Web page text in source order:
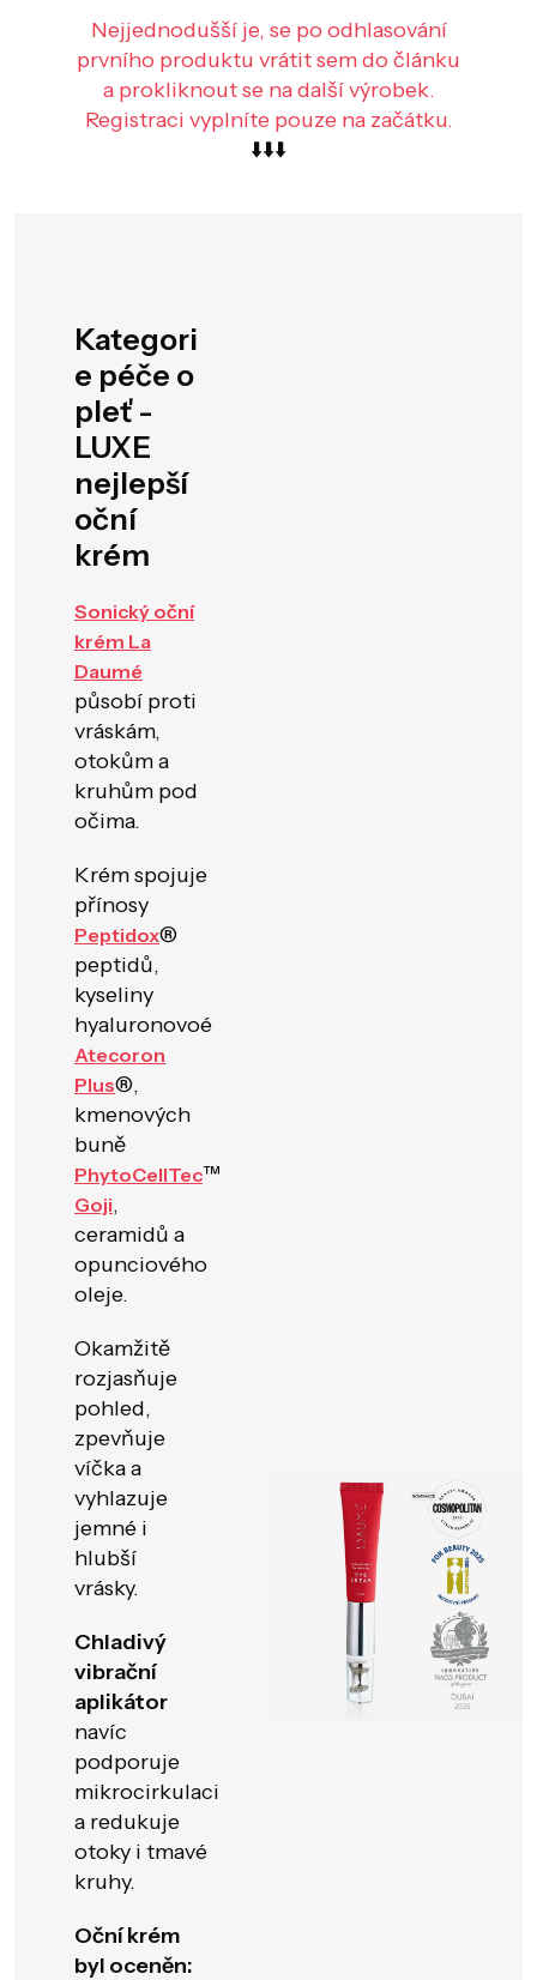
Nejjednodušší je, se po odhlasování
prvního produktu vrátit sem do článku
a prokliknout se na další výrobek.
Registraci vyplníte pouze na začátku.
⬇️⬇️⬇️
Kategori
e péče o
pleť -
LUXE
nejlepší
oční
krém
Sonický oční
krém La
Daumé
působí proti
vráskám,
otokům a
kruhům pod
očima.
Krém spojuje
přínosy
Peptidox®
peptidů,
kyseliny
hyaluronovoé
Atecoron
Plus®,
kmenových
buně
PhytoCellTec™
Goji,
ceramidů a
opunciového
oleje.
Okamžitě
rozjasňuje
pohled,
zpevňuje
víčka a
vyhlazuje
jemné i
hlubší
vrásky.
Chladivý
vibrační
aplikátor
navíc
podporuje
mikrocirkulaci
a redukuje
otoky i tmavé
kruhy.
Oční krém
byl oceněn: